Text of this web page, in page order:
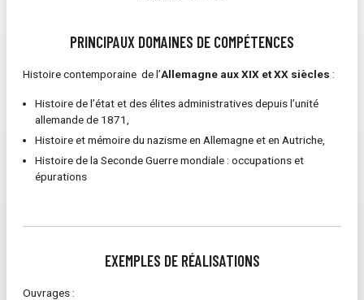
PRINCIPAUX DOMAINES DE COMPÉTENCES
Histoire contemporaine de l’Allemagne aux XIX et XX siècles :
Histoire de l’état et des élites administratives depuis l’unité
allemande de 1871,
Histoire et mémoire du nazisme en Allemagne et en Autriche,
Histoire de la Seconde Guerre mondiale : occupations et
épurations
EXEMPLES DE RÉALISATIONS
Ouvrages :